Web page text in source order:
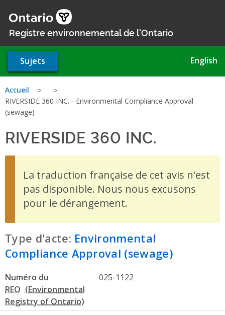
au
contenu
Registre environnemental de l'Ontario
Sujets English
Vous
êtes
ici
Accueil
RIVERSIDE 360 INC. - Environmental Compliance Approval
(sewage)
RIVERSIDE 360 INC.
La traduction française de cet avis n'est
pas disponible. Nous nous excusons
pour le dérangement.
Type d'acte: Environmental
Compliance Approval (sewage)
Numéro du
REO
025-1122